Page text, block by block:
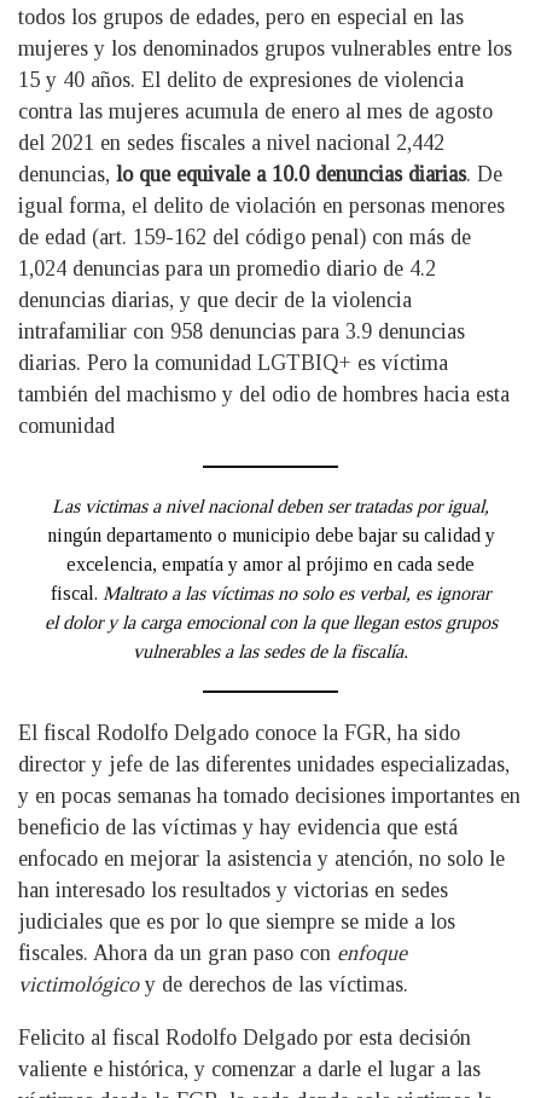
todos los grupos de edades, pero en especial en las
mujeres y los denominados grupos vulnerables entre los
15 y 40 años. El delito de expresiones de violencia
contra las mujeres acumula de enero al mes de agosto
del 2021 en sedes fiscales a nivel nacional 2,442
denuncias, lo que equivale a 10.0 denuncias diarias. De
igual forma, el delito de violación en personas menores
de edad (art. 159-162 del código penal) con más de
1,024 denuncias para un promedio diario de 4.2
denuncias diarias, y que decir de la violencia
intrafamiliar con 958 denuncias para 3.9 denuncias
diarias. Pero la comunidad LGTBIQ+ es víctima
también del machismo y del odio de hombres hacia esta
comunidad
Las victimas a nivel nacional deben ser tratadas por igual,
ningún departamento o municipio debe bajar su calidad y
excelencia, empatía y amor al prójimo en cada sede
fiscal. Maltrato a las víctimas no solo es verbal, es ignorar
el dolor y la carga emocional con la que llegan estos grupos
vulnerables a las sedes de la fiscalía.
El fiscal Rodolfo Delgado conoce la FGR, ha sido
director y jefe de las diferentes unidades especializadas,
y en pocas semanas ha tomado decisiones importantes en
beneficio de las víctimas y hay evidencia que está
enfocado en mejorar la asistencia y atención, no solo le
han interesado los resultados y victorias en sedes
judiciales que es por lo que siempre se mide a los
fiscales. Ahora da un gran paso con enfoque
victimológicoy de derechos de las víctimas.
Felicito al fiscal Rodolfo Delgado por esta decisión
valiente e histórica, y comenzar a darle el lugar a las